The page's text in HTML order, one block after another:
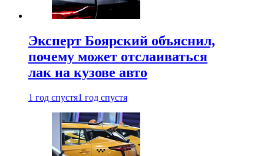
Эксперт Боярский объяснил,
почему может отслаиваться
лак на кузове авто
1 год спустя1 год спустя